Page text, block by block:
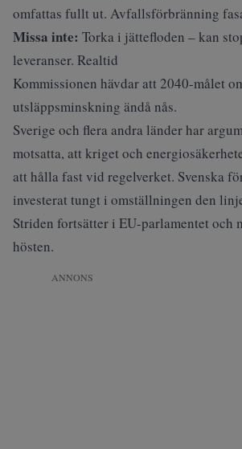
omfattas fullt ut. Avfallsförbränning
Missa inte: Torka i jättefloden – kan
leveranser. Realtid
Kommissionen hävdar att 2040-målet
utsläppsminskning ändå nås.
Sverige och flera andra länder har
motsatta, att kriget och
att hålla fast vid regelverket. Svenska
investerat tungt i omställningen den
Striden fortsätter i EU-parlamentet och
hösten.
ANNONS